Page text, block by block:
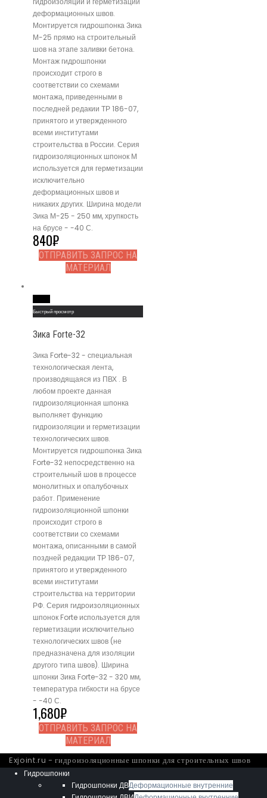
деформационных швов.
Монтируется гидрошпонка Зика
М-25 прямо на строительный
шов на этапе заливки бетона.
Монтаж гидрошпонки
происходит строго в
соответствии со схемами
монтажа, приведенными в
последней редакии ТР 186-07,
принятого и утвержденного
всеми институтами
строительства в России. Серия
гидроизоляционных шпонок М
используется для герметизации
исключительно
деформационных швов и
никаких других. Ширина модели
Зика М-25 - 250 мм, хрупкость
на брусе - -40 С.
840₽
ОТПРАВИТЬ ЗАПРОС НА
МАТЕРИАЛ
Быстрый просмотр
Зика Forte-32
Зика Forte-32 - специальная
технологическая лента,
производящаяся из ПВХ . В
любом проекте данная
гидроизоляционная шпонка
выполняет функцию
гидроизоляции и герметизации
технологических швов.
Монтируется гидрошпонка Зика
Forte-32 непосредственно на
строительный шов в процессе
монолитных и опалубочных
работ. Применение
гидроизоляционной шпонки
происходит строго в
соответствии со схемами
монтажа, описанными в самой
поздней редакции ТР 186-07,
принятого и утвержденного
всеми институтами
строительства на территории
РФ. Серия гидроизоляционных
шпонок Forte используется для
герметизации исключительно
технологических швов (не
предназначена для изоляции
другого типа швов). Ширина
шпонки Зика Forte-32 - 320 мм,
температура гибкости на брусе
- -40 С.
1,680₽
ОТПРАВИТЬ ЗАПРОС НА
МАТЕРИАЛ
Exjoint.ru - гидроизоляционные шпонки для строительных швов
Гидрошпонки
Гидрошпонки ДВДеформационные внутренние